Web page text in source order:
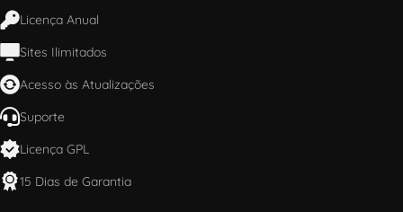
Licença Anual
Sites Ilimitados
Acesso às Atualizações
Suporte
Licença GPL
15 Dias de Garantia